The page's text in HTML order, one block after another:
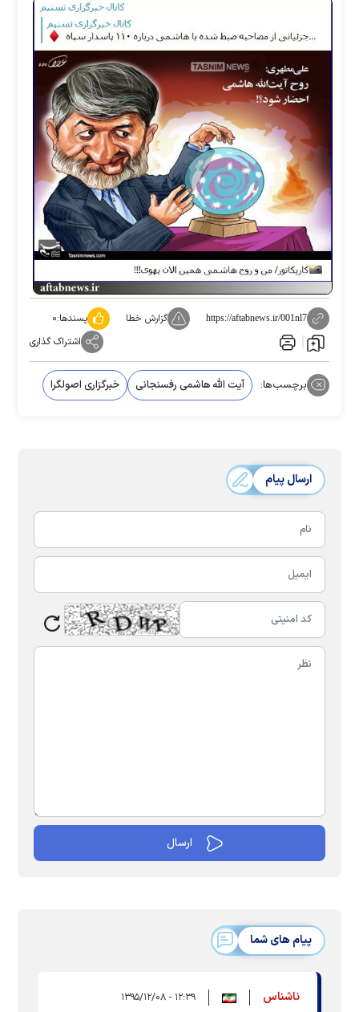
https://aftabnews.ir/001nl7 گزارش خطا پسندها:۰
اشتراک گذاری
برچسب‌ها: آیت الله هاشمی رفسنجانی خبرگزاری اصولگرا
ارسال پیام
پیام های شما
ناشناس ۱۲:۳۹ - ۱۳۹۵/۱۲/۰۸